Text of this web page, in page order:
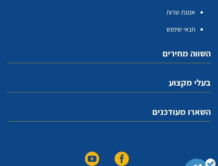
אמנת שרות
תנאי שימוש
השווה מחירים
בעלי מקצוע
השארו מעודכנים